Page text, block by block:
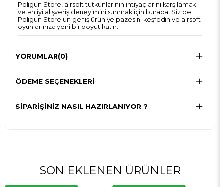
Poligun Store, airsoft tutkunlarının ihtiyaçlarını karşılamak
ve en iyi alışveriş deneyimini sunmak için burada! Siz de
Poligun Store'un geniş ürün yelpazesini keşfedin ve airsoft
oyunlarınıza yeni bir boyut katın.
YORUMLAR(0)
ÖDEME SEÇENEKLERI
SIPARIŞINIZ NASIL HAZIRLANIYOR ?
SON EKLENEN ÜRÜNLER